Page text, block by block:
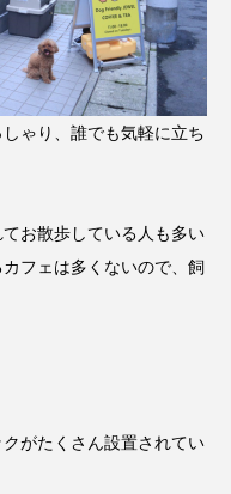
ゃり、誰でも気軽に立ち
お散歩している人も多い
フェは多くないので、飼
がたくさん設置されてい